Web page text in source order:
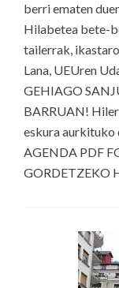
berri ematen
Hilabetea bete-
tailerrak,
Lana, UEUren
GEHIAGO
BARRUAN!
eskura aurkituko
AGENDA PDF
GORDETZEKO